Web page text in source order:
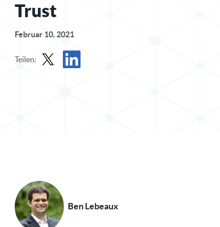
Trust
Februar 10, 2021
Teilen:
Ben Lebeaux